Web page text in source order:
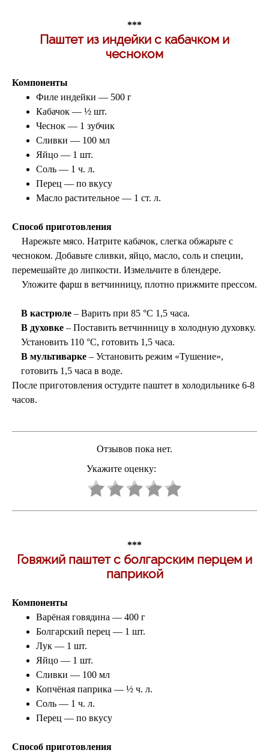
***
Паштет из индейки с кабачком и
чесноком
Компоненты
Филе индейки — 500 г
Кабачок — ½ шт.
Чеснок — 1 зубчик
Сливки — 100 мл
Яйцо — 1 шт.
Соль — 1 ч. л.
Перец — по вкусу
Масло растительное — 1 ст. л.
Способ приготовления
Нарежьте мясо. Натрите кабачок, слегка обжарьте с
чесноком. Добавьте сливки, яйцо, масло, соль и специи,
перемешайте до липкости. Измельчите в блендере.
Уложите фарш в ветчинницу, плотно прижмите прессом.
В кастрюле – Варить при 85 °C 1,5 часа.
В духовке – Поставить ветчинницу в холодную духовку.
Установить 110 °C, готовить 1,5 часа.
В мультиварке – Установить режим «Тушение»,
готовить 1,5 часа в воде.
После приготовления остудите паштет в холодильнике 6-8
часов.
Отзывов пока нет.
Укажите оценку:
***
Говяжий паштет с болгарским перцем и
паприкой
Компоненты
Варёная говядина — 400 г
Болгарский перец — 1 шт.
Лук — 1 шт.
Яйцо — 1 шт.
Сливки — 100 мл
Копчёная паприка — ½ ч. л.
Соль — 1 ч. л.
Перец — по вкусу
Способ приготовления